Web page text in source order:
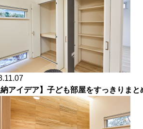
納アイデア】子ども部屋をすっきりま